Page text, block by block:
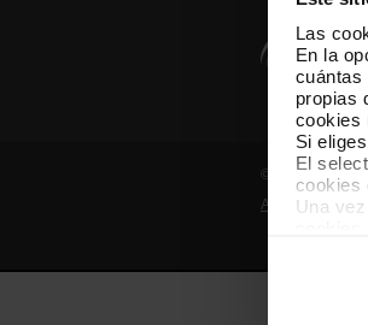
Las
En la
cuántas
propias
cookies
Si
El
cookies
Una
Las
© Grupo TMB -
Aviso legal